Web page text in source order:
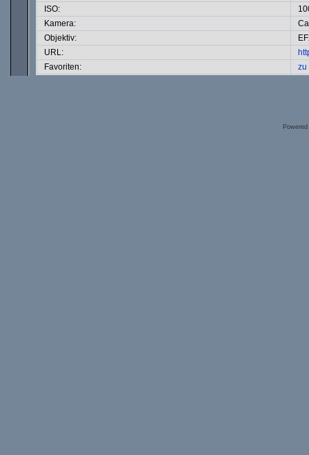
ISO:
Kamera:
Objektiv:
URL:
Favoriten:
zu